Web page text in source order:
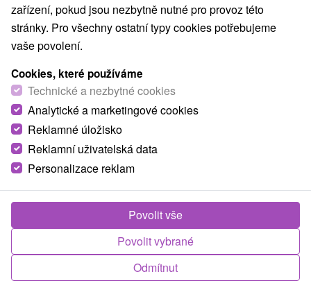
Horská chata Žiaranka Žiar
Žiar
Chata v horskej oblasti malebnej Žiarskej doliny, neďaleko
obce Žiar, ponúka ubytovanie v piatich izbách,
zařízení, pokud jsou nezbytně nutné pro provoz této
stránky. Pro všechny ostatní typy cookies potřebujeme
vaše povolení.
Cookies, které používáme
Technické a nezbytné cookies
Analytické a marketingové cookies
Reklamné úložisko
Reklamní uživatelská data
Personalizace reklam
Odmítnut
Povolit vybrané
Povolit vše